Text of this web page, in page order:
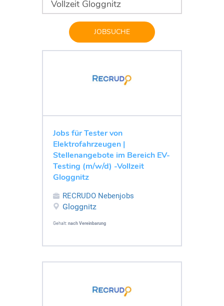
JOBSUCHE
Jobs für Tester von
Elektrofahrzeugen |
Stellenangebote im Bereich EV-
Testing (m/w/d) -Vollzeit
Gloggnitz
RECRUDO Nebenjobs
Gloggnitz
Gehalt: nach Vereinbarung